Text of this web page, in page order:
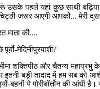
उसके पहले यहां कुछ साथी
चिट्ठी जरूर आएगी आपको... मेरी
माता की....
मेदिनीपुरबाशी?
शक्तिपीठ और चैतन्य महाप्रभु के
बड़ी तादाद में हम सब को
बहनों ये पोरीबॉर्तोन की आंधी